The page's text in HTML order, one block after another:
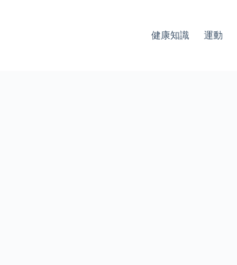
健康知識 運動